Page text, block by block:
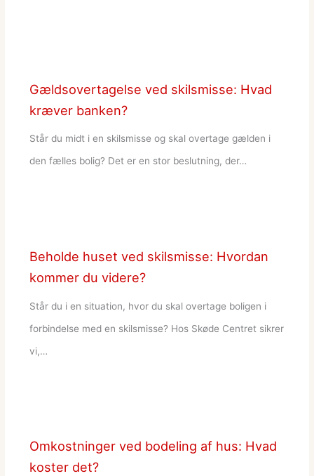
Gældsovertagelse ved skilsmisse: Hvad
kræver banken?
Står du midt i en skilsmisse og skal overtage gælden i
den fælles bolig? Det er en stor beslutning, der…
Beholde huset ved skilsmisse: Hvordan
kommer du videre?
Står du i en situation, hvor du skal overtage boligen i
forbindelse med en skilsmisse? Hos Skøde Centret sikrer
vi,…
Omkostninger ved bodeling af hus: Hvad
koster det?